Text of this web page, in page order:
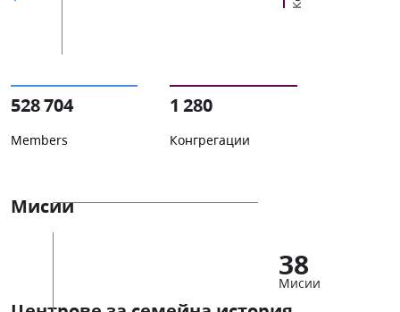
528 704
Members
1 280
Конгрегации
Мисии
38
Мисии